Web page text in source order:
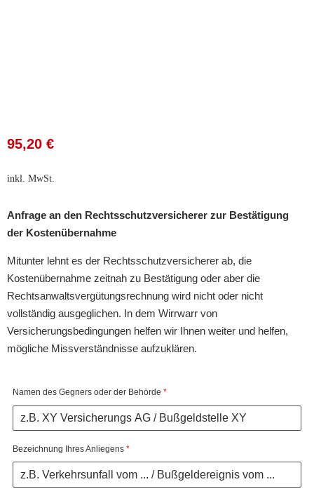
95,20 €
inkl. MwSt.
Anfrage an den Rechtsschutzversicherer zur Bestätigung
der Kostenübernahme
Mitunter lehnt es der Rechtsschutzversicherer ab, die
Kostenübernahme zeitnah zu Bestätigung oder aber die
Rechtsanwaltsvergütungsrechnung wird nicht oder nicht
vollständig ausgeglichen. In dem Wirrwarr von
Versicherungsbedingungen helfen wir Ihnen weiter und helfen,
mögliche Missverständnisse aufzuklären.
Namen des Gegners oder der Behörde *
Bezeichnung Ihres Anliegens *
Anfrage
an
den
zur
Bestätigung